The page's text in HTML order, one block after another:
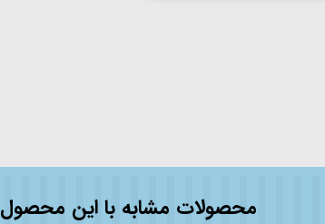
محصولات مشابه با این محصول